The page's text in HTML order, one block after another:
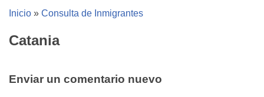
Inicio » Consulta de Inmigrantes
Catania
Enviar un comentario nuevo